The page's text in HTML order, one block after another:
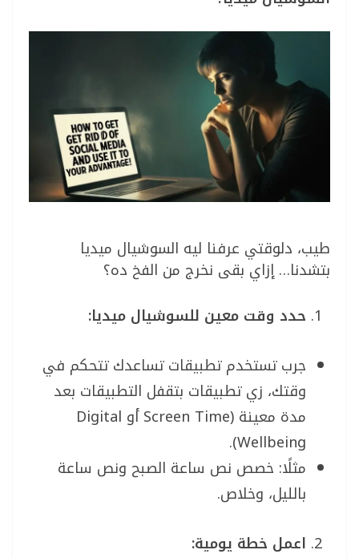
طيب، دلوقتي عرفنا ليه السوشيال ميديا
بتشدنا… إزاي بقى نخرج من الفخ ده؟
حدد وقت معين للسوشيال ميديا:
جرب تستخدم تطبيقات تساعدك تتحكم في
وقتك، زي تطبيقات بتقفل التطبيقات بعد
مدة معينة (Screen Time أو Digital
Wellbeing).
مثلًا: خصص نص ساعة الصبح ونص ساعة
بالليل، وخلاص.
اعمل خطة يومية: